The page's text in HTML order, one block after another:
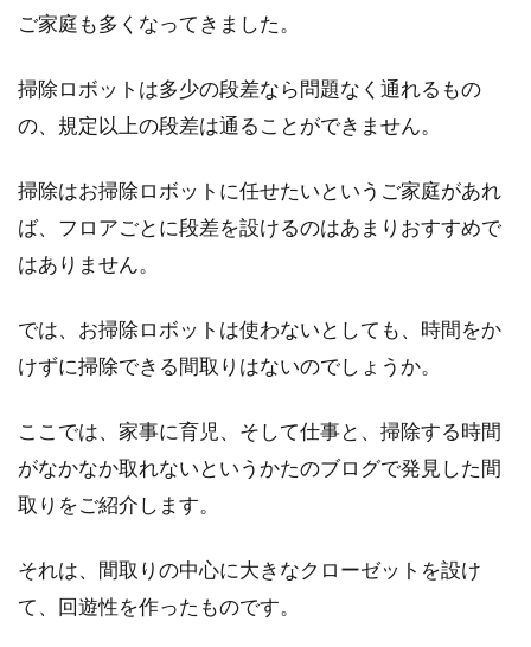
ご家庭も多くなってきました。
掃除ロボットは多少の段差なら問題なく通れるもの
の、規定以上の段差は通ることができません。
掃除はお掃除ロボットに任せたいというご家庭があれ
ば、フロアごとに段差を設けるのはあまりおすすめで
はありません。
では、お掃除ロボットは使わないとしても、時間をか
けずに掃除できる間取りはないのでしょうか。
ここでは、家事に育児、そして仕事と、掃除する時間
がなかなか取れないというかたのブログで発見した間
取りをご紹介します。
それは、間取りの中心に大きなクローゼットを設け
て、回遊性を作ったものです。